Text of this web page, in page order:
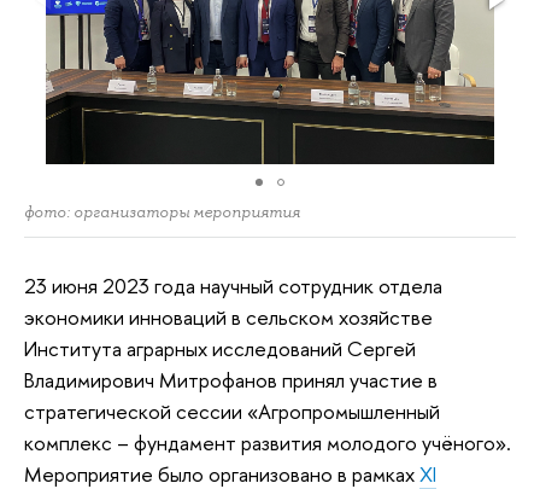
фото: организаторы мероприятия
23 июня 2023 года научный сотрудник отдела
экономики инноваций в сельском хозяйстве
Института аграрных исследований Сергей
Владимирович Митрофанов принял участие в
стратегической сессии «Агропромышленный
комплекс – фундамент развития молодого учёного».
Мероприятие было организовано в рамкахXI